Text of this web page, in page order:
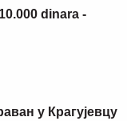
dinara -
у Крагујевцу